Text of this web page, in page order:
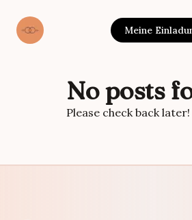
Meine
No posts
Please check back later!